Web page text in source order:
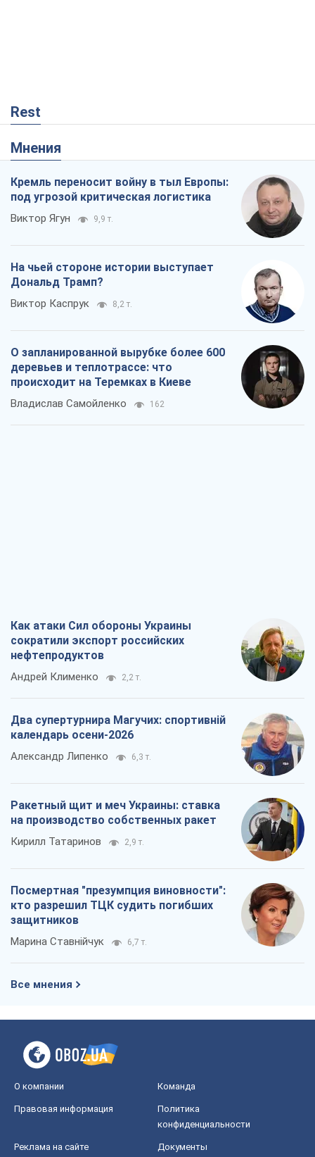
Rest
Мнения
Кремль переносит войну в тыл Европы:
под угрозой критическая логистика
Виктор Ягун 9,9 т.
На чьей стороне истории выступает
Дональд Трамп?
Виктор Каспрук 8,2 т.
О запланированной вырубке более 600
деревьев и теплотрассе: что
происходит на Теремках в Киеве
Владислав Самойленко 162
Как атаки Сил обороны Украины
сократили экспорт российских
нефтепродуктов
Андрей Клименко 2,2 т.
Два супертурнира Магучих: спортивній
календарь осени-2026
Александр Липенко 6,3 т.
Ракетный щит и меч Украины: ставка
на производство собственных ракет
Кирилл Татаринов 2,9 т.
Посмертная "презумпция виновности":
кто разрешил ТЦК судить погибших
защитников
Марина Ставнійчук 6,7 т.
Все мнения
О компании Команда
Правовая информация
Политика
конфиденциальности
Реклама на сайте Документы